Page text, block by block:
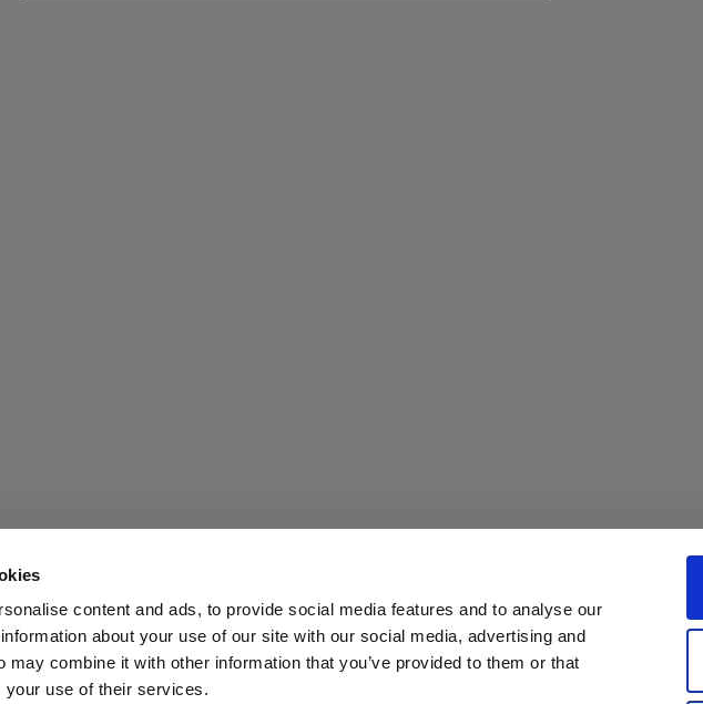
content and ads, to provide social media features and to analyse our
about your use of our site with our social media, advertising and
may combine it with other information that you’ve provided to them or that
your use of their services.
プレス 投資家の皆様へ Share the Light